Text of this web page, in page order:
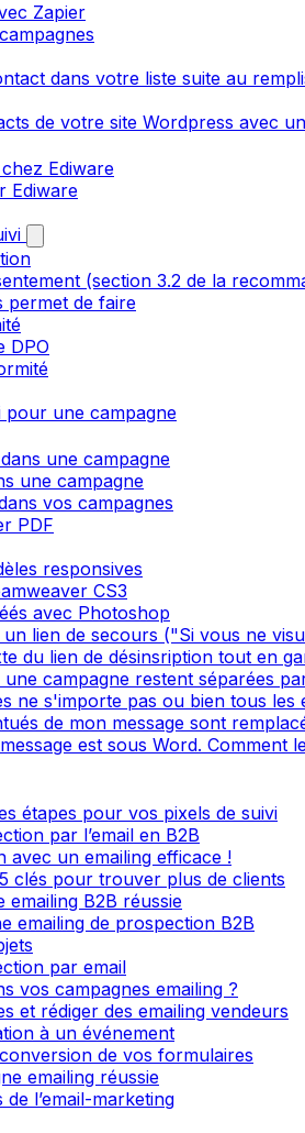
Zapier
dans votre liste suite au
de votre site Wordpress avec
Ediware
Ediware
(section 3.2 de la
permet de faire
DPO
pour une campagne
une campagne
une campagne
vos campagnes
PDF
responsives
CS3
avec Photoshop
lien de secours ("Si vous ne
du lien de désinsription tout en
une campagne restent séparées
ne s'importe pas ou bien tous les
de mon message sont
est sous Word. Comment
étapes pour vos pixels de suivi
par l’email en B2B
un emailing efficace !
clés pour trouver plus de clients
emailing B2B réussie
emailing de prospection B2B
par email
vos campagnes emailing ?
et rédiger des emailing vendeurs
à un événement
de vos formulaires
emailing réussie
l’email-marketing